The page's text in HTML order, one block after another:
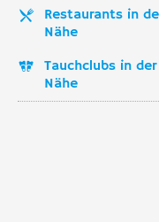
Restaurants in
Nähe
Tauchclubs in der
Nähe